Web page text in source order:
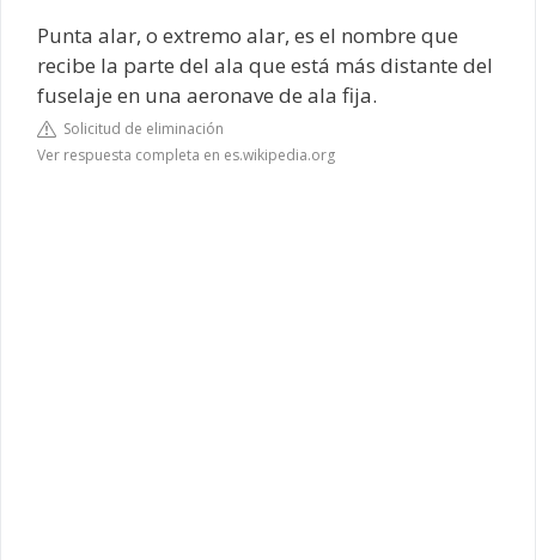
Punta alar, o extremo alar,​ es el nombre que
recibe la parte del ala que está más distante del
fuselaje en una aeronave de ala fija.
Solicitud de eliminación
Ver respuesta completa en es.wikipedia.org